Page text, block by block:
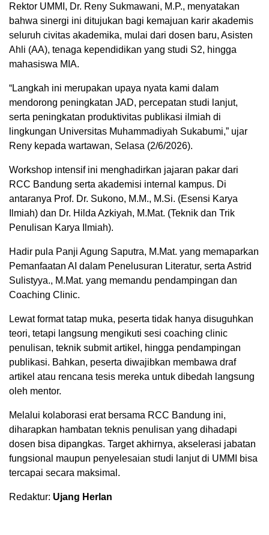
Rektor UMMI, Dr. Reny Sukmawani, M.P., menyatakan
bahwa sinergi ini ditujukan bagi kemajuan karir akademis
seluruh civitas akademika, mulai dari dosen baru, Asisten
Ahli (AA), tenaga kependidikan yang studi S2, hingga
mahasiswa MIA.
“Langkah ini merupakan upaya nyata kami dalam
mendorong peningkatan JAD, percepatan studi lanjut,
serta peningkatan produktivitas publikasi ilmiah di
lingkungan Universitas Muhammadiyah Sukabumi,” ujar
Reny kepada wartawan, Selasa (2/6/2026).
Workshop intensif ini menghadirkan jajaran pakar dari
RCC Bandung serta akademisi internal kampus. Di
antaranya Prof. Dr. Sukono, M.M., M.Si. (Esensi Karya
Ilmiah) dan Dr. Hilda Azkiyah, M.Mat. (Teknik dan Trik
Penulisan Karya Ilmiah).
Hadir pula Panji Agung Saputra, M.Mat. yang memaparkan
Pemanfaatan AI dalam Penelusuran Literatur, serta Astrid
Sulistyya., M.Mat. yang memandu pendampingan dan
Coaching Clinic.
Lewat format tatap muka, peserta tidak hanya disuguhkan
teori, tetapi langsung mengikuti sesi coaching clinic
penulisan, teknik submit artikel, hingga pendampingan
publikasi. Bahkan, peserta diwajibkan membawa draf
artikel atau rencana tesis mereka untuk dibedah langsung
oleh mentor.
Melalui kolaborasi erat bersama RCC Bandung ini,
diharapkan hambatan teknis penulisan yang dihadapi
dosen bisa dipangkas. Target akhirnya, akselerasi jabatan
fungsional maupun penyelesaian studi lanjut di UMMI bisa
tercapai secara maksimal.
Redaktur: Ujang Herlan